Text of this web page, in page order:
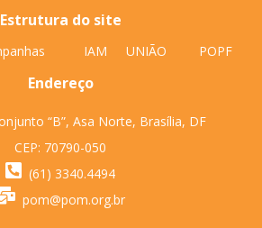
Estrutura do site
IAM UNIÃO POPF
Endereço
“B”, Asa Norte, Brasília, DF
CEP: 70790-050
(61) 3340.4494
pom@pom.org.br